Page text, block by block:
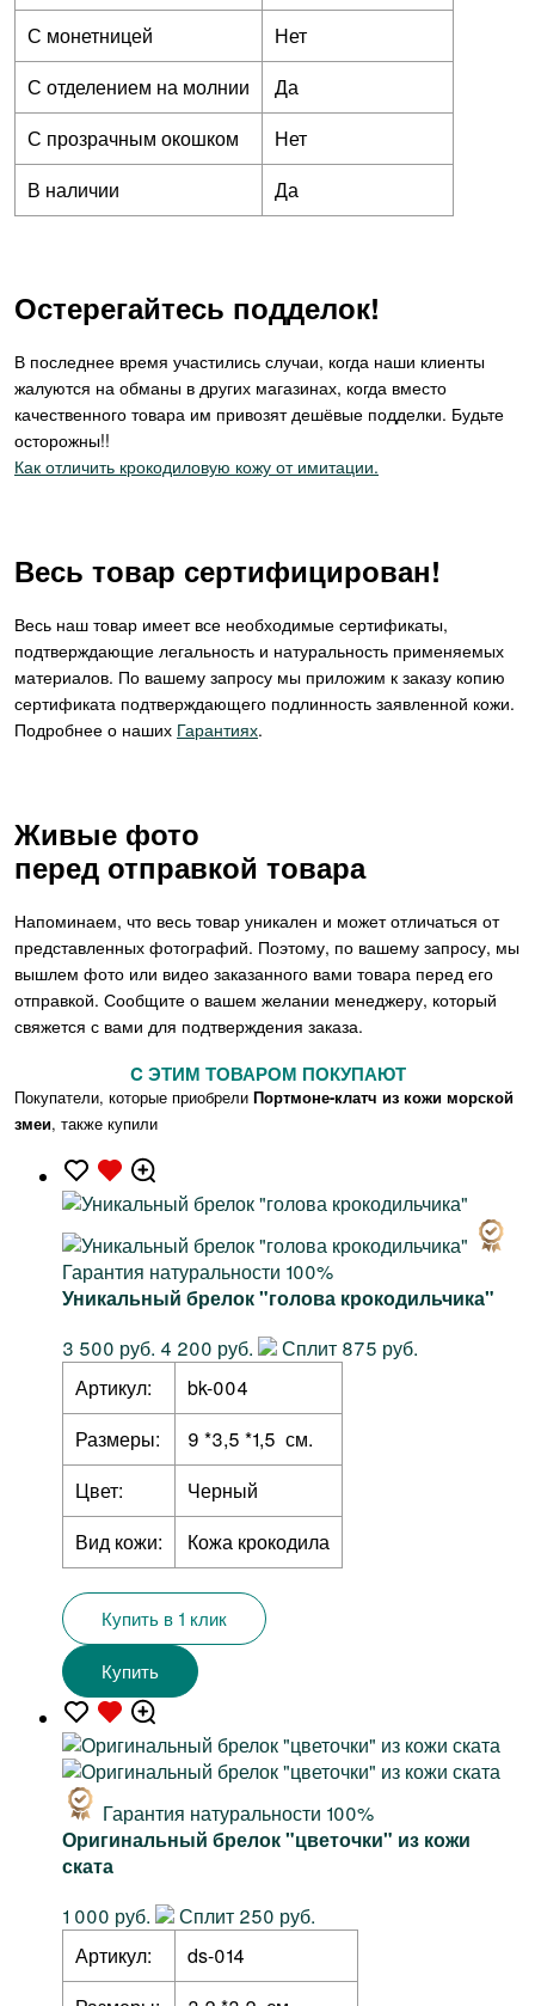
С монетницей
Нет
С отделением на молнии
Да
С прозрачным окошком
Нет
В наличии
Да
Остерегайтесь подделок!
В последнее время участились случаи, когда наши клиенты
жалуются на обманы в других магазинах, когда вместо
качественного товара им привозят дешёвые подделки. Будьте
осторожны!!
Как отличить крокодиловую кожу от имитации.
Весь товар сертифицирован!
Весь наш товар имеет все необходимые сертификаты,
подтверждающие легальность и натуральность применяемых
материалов. По вашему запросу мы приложим к заказу копию
сертификата подтверждающего подлинность заявленной кожи.
Подробнее о наших Гарантиях.
Живые фото
перед отправкой товара
Напоминаем, что весь товар уникален и может отличаться от
представленных фотографий. Поэтому, по вашему запросу, мы
вышлем фото или видео заказанного вами товара перед его
отправкой. Сообщите о вашем желании менеджеру, который
свяжется с вами для подтверждения заказа.
C ЭТИМ ТОВАРОМ ПОКУПАЮТ
Покупатели, которые приобрели Портмоне-клатч из кожи морской
змеи, также купили
Гарантия натуральности 100%
Уникальный брелок "голова крокодильчика"
3 500 руб. 4 200 руб.
Сплит 875 руб.
Артикул:
bk-004
Размеры:
9 *3,5 *1,5 см.
Цвет:
Черный
Вид кожи:
Кожа крокодила
Купить в 1 клик
Купить
Гарантия натуральности 100%
Оригинальный брелок "цветочки" из кожи
ската
1 000 руб.
Сплит 250 руб.
Артикул:
ds-014